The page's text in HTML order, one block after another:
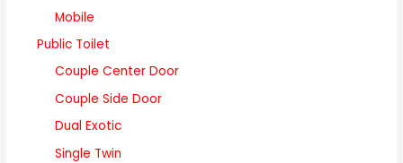
Mobile
Public Toilet
Couple Center Door
Couple Side Door
Dual Exotic
Single Twin